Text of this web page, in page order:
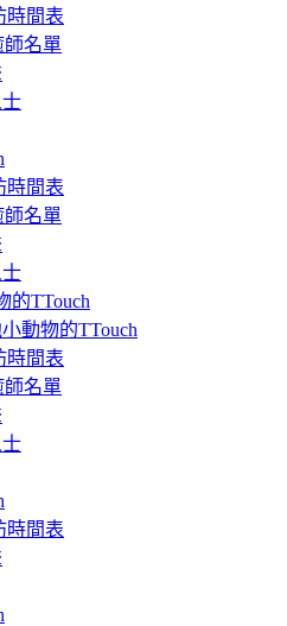
時間表
師名單
時間表
師名單
的TTouch
動物的TTouch
時間表
師名單
時間表